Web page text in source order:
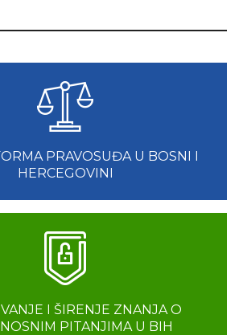
PRAVOSUĐA U BOSNI I
HERCEGOVINI
I ŠIRENJE ZNANJA O
PITANJIMA U BIH